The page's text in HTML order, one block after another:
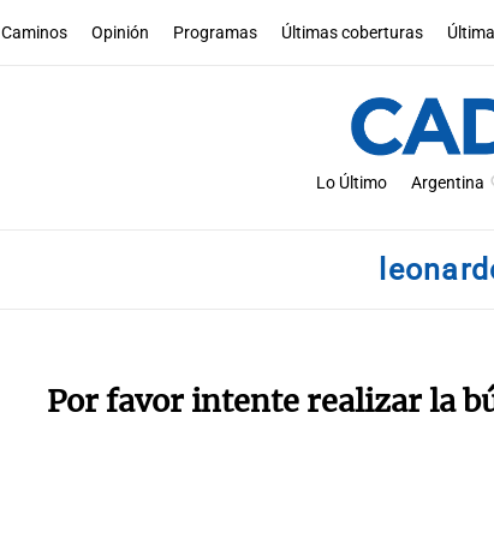
Caminos Opinión Programas Últimas coberturas
Lo Último Argentina
Por favor intente realizar la